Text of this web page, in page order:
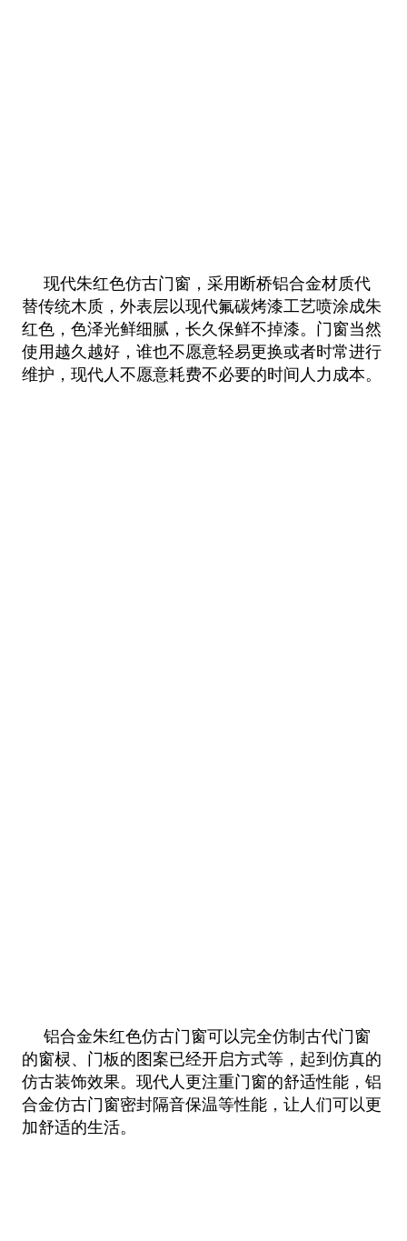
现代朱红色仿古门窗，采用断桥铝合金材质代
替传统木质，外表层以现代氟碳烤漆工艺喷涂成朱
红色，色泽光鲜细腻，长久保鲜不掉漆。门窗当然
使用越久越好，谁也不愿意轻易更换或者时常进行
维护，现代人不愿意耗费不必要的时间人力成本。
铝合金朱红色仿古门窗可以完全仿制古代门窗
的窗棂、门板的图案已经开启方式等，起到仿真的
仿古装饰效果。现代人更注重门窗的舒适性能，铝
合金仿古门窗密封隔音保温等性能，让人们可以更
加舒适的生活。